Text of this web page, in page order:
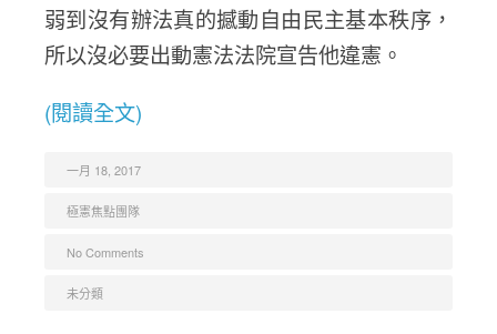
弱到沒有辦法真的撼動自由民主基本秩序，
所以沒必要出動憲法法院宣告他違憲。
(閱讀全文)
一月 18, 2017
極憲焦點團隊
No Comments
未分類